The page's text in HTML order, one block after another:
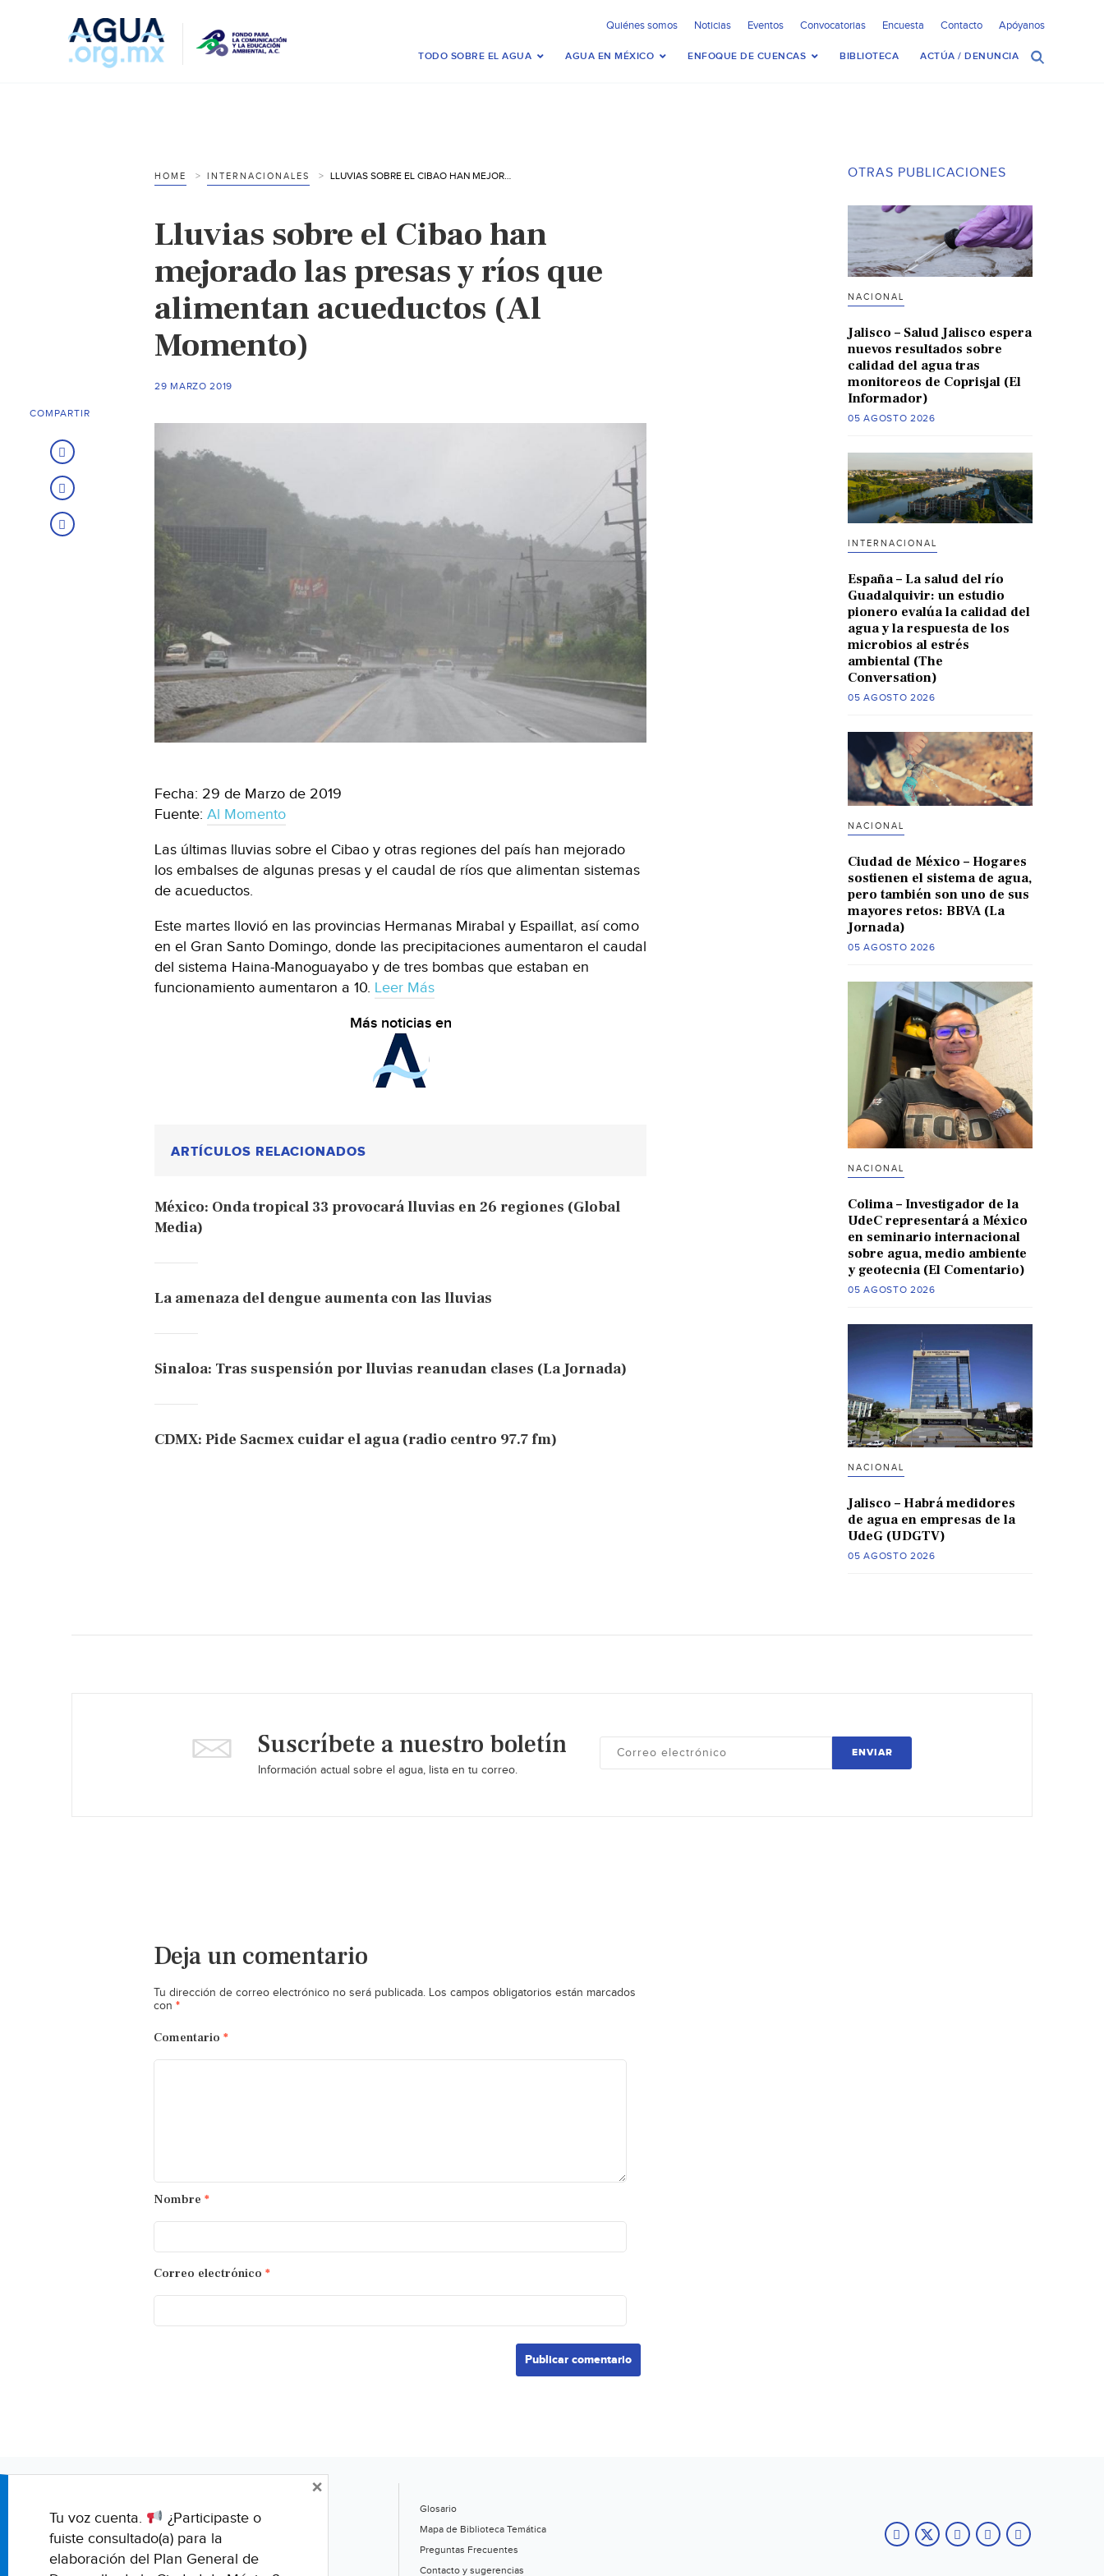
Quiénes somos Noticias Eventos Convocatorias Encuesta Contacto Apóyanos
TODO SOBRE EL AGUA AGUA EN MÉXICO ENFOQUE DE CUENCAS BIBLIOTECA ACTÚA / DENUNCIA
HOME INTERNACIONALES LLUVIAS SOBRE EL CIBAO HAN MEJORADO LAS PRESAS Y RÍOS QUE ALIMENTAN ACUEDUCTOS (AL MOMENTO)
Lluvias sobre el Cibao han
mejorado las presas y ríos que
alimentan acueductos (Al
Momento)
29 MARZO 2019
Fecha: 29 de Marzo de 2019
Fuente: Al Momento
Las últimas lluvias sobre el Cibao y otras regiones del país han mejorado
los embalses de algunas presas y el caudal de ríos que alimentan sistemas
de acueductos.
Este martes llovió en las provincias Hermanas Mirabal y Espaillat, así como
en el Gran Santo Domingo, donde las precipitaciones aumentaron el caudal
del sistema Haina-Manoguayabo y de tres bombas que estaban en
funcionamiento aumentaron a 10. Leer Más
Más noticias en
ARTÍCULOS RELACIONADOS
México: Onda tropical 33 provocará lluvias en 26 regiones (Global
Media)
La amenaza del dengue aumenta con las lluvias
Sinaloa: Tras suspensión por lluvias reanudan clases (La Jornada)
CDMX: Pide Sacmex cuidar el agua (radio centro 97.7 fm)
COMPARTIR
OTRAS PUBLICACIONES
NACIONAL
Jalisco – Salud Jalisco espera
nuevos resultados sobre
calidad del agua tras
monitoreos de Coprisjal (El
Informador)
05 AGOSTO 2026
INTERNACIONAL
España – La salud del río
Guadalquivir: un estudio
pionero evalúa la calidad del
agua y la respuesta de los
microbios al estrés
ambiental (The
Conversation)
05 AGOSTO 2026
NACIONAL
Ciudad de México – Hogares
sostienen el sistema de agua,
pero también son uno de sus
mayores retos: BBVA (La
Jornada)
05 AGOSTO 2026
NACIONAL
Colima – Investigador de la
UdeC representará a México
en seminario internacional
sobre agua, medio ambiente
y geotecnia (El Comentario)
05 AGOSTO 2026
NACIONAL
Jalisco – Habrá medidores
de agua en empresas de la
UdeG (UDGTV)
05 AGOSTO 2026
Suscríbete a nuestro boletín
Información actual sobre el agua, lista en tu correo.
ENVIAR
Deja un comentario
Tu dirección de correo electrónico no será publicada. Los campos obligatorios están marcados
con *
Comentario *
Nombre *
Correo electrónico *
Glosario
Mapa de Biblioteca Temática
Preguntas Frecuentes
Contacto y sugerencias
Tu voz cuenta.
¿Participaste o
fuiste consultado(a) para la
elaboración del Plan General de
×